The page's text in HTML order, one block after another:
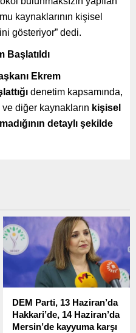
kaynaklarının kişisel
gösteriyor” dedi.
Başlatıldı
Ekrem
denetim kapsamında,
diğer kaynakların kişisel
detaylı şekilde
DEM Parti, 13 Haziran’da
Hakkari’de, 14 Haziran’da
Mersin’de kayyuma karşı